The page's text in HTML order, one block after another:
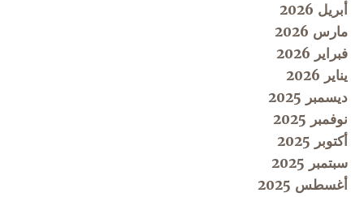
أبريل 2026
مارس 2026
فبراير 2026
يناير 2026
ديسمبر 2025
نوفمبر 2025
أكتوبر 2025
سبتمبر 2025
أغسطس 2025